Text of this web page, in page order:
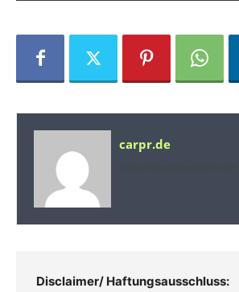
carpr.de
Disclaimer/ Haftungsausschluss: